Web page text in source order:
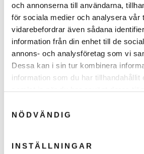
och annonserna till användarna,
för sociala medier och analysera vår
vidarebefordrar även sådana
information från din enhet till de
annons- och analysföretag som vi
Dessa kan i sin tur kombinera
information som du har tillhandahållit
samlat in när du har använt deras
NÖDVÄNDIG
INSTÄLLNINGAR
Online padelbat
Få anbefalet det rigtige
Tag testen
Tilføj til Ønskeskyen
SPECIFIKATIONER